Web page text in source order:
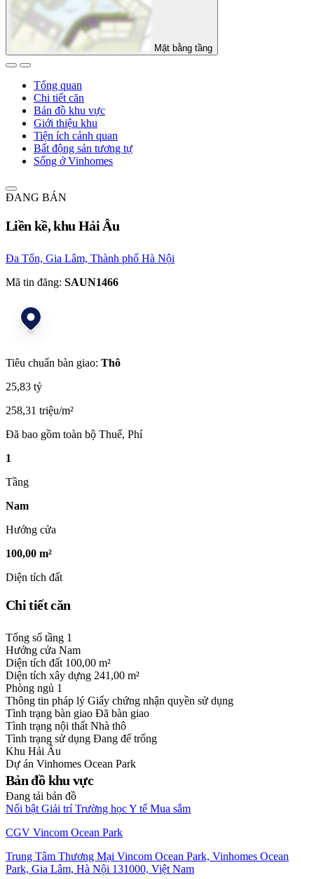
Mặt bằng tầng
Tổng quan
Chi tiết căn
Bản đồ khu vực
Giới thiệu khu
Tiện ích cảnh quan
Bất động sản tương tự
Sống ở Vinhomes
ĐANG BÁN
Liền kề, khu Hải Âu
Đa Tốn, Gia Lâm, Thành phố Hà Nội
Mã tin đăng: SAUN1466
Tiêu chuẩn bàn giao: Thô
25,83 tỷ
258,31 triệu/m²
Đã bao gồm toàn bộ Thuế, Phí
1
Tầng
Nam
Hướng cửa
100,00 m²
Diện tích đất
Chi tiết căn
Tổng số tầng 1
Hướng cửa Nam
Diện tích đất 100,00 m²
Diện tích xây dựng 241,00 m²
Phòng ngủ 1
Thông tin pháp lý Giấy chứng nhận quyền sử dụng
Tình trạng bàn giao Đã bàn giao
Tình trạng nội thất Nhà thô
Tình trạng sử dụng Đang để trống
Khu Hải Âu
Dự án Vinhomes Ocean Park
Bản đồ khu vực
Đang tải bản đồ
Nổi bật Giải trí Trường họcY tế Mua sắm
CGV Vincom Ocean Park
Trung Tâm Thương Mại Vincom Ocean Park, Vinhomes Ocean
Park, Gia Lâm, Hà Nội 131000, Việt Nam